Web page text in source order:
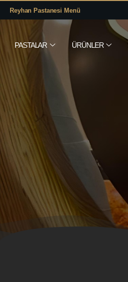
Reyhan Pastanesi Menü
PASTALAR ÜRÜNLER